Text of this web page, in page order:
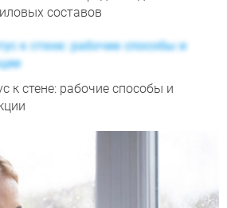
составов
к стене: рабочие способы и